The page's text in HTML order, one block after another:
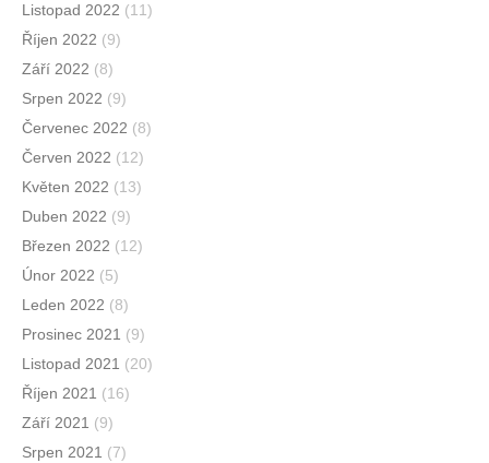
Listopad 2022 (11)
Říjen 2022 (9)
Září 2022 (8)
Srpen 2022 (9)
Červenec 2022 (8)
Červen 2022 (12)
Květen 2022 (13)
Duben 2022 (9)
Březen 2022 (12)
Únor 2022 (5)
Leden 2022 (8)
Prosinec 2021 (9)
Listopad 2021 (20)
Říjen 2021 (16)
Září 2021 (9)
Srpen 2021 (7)